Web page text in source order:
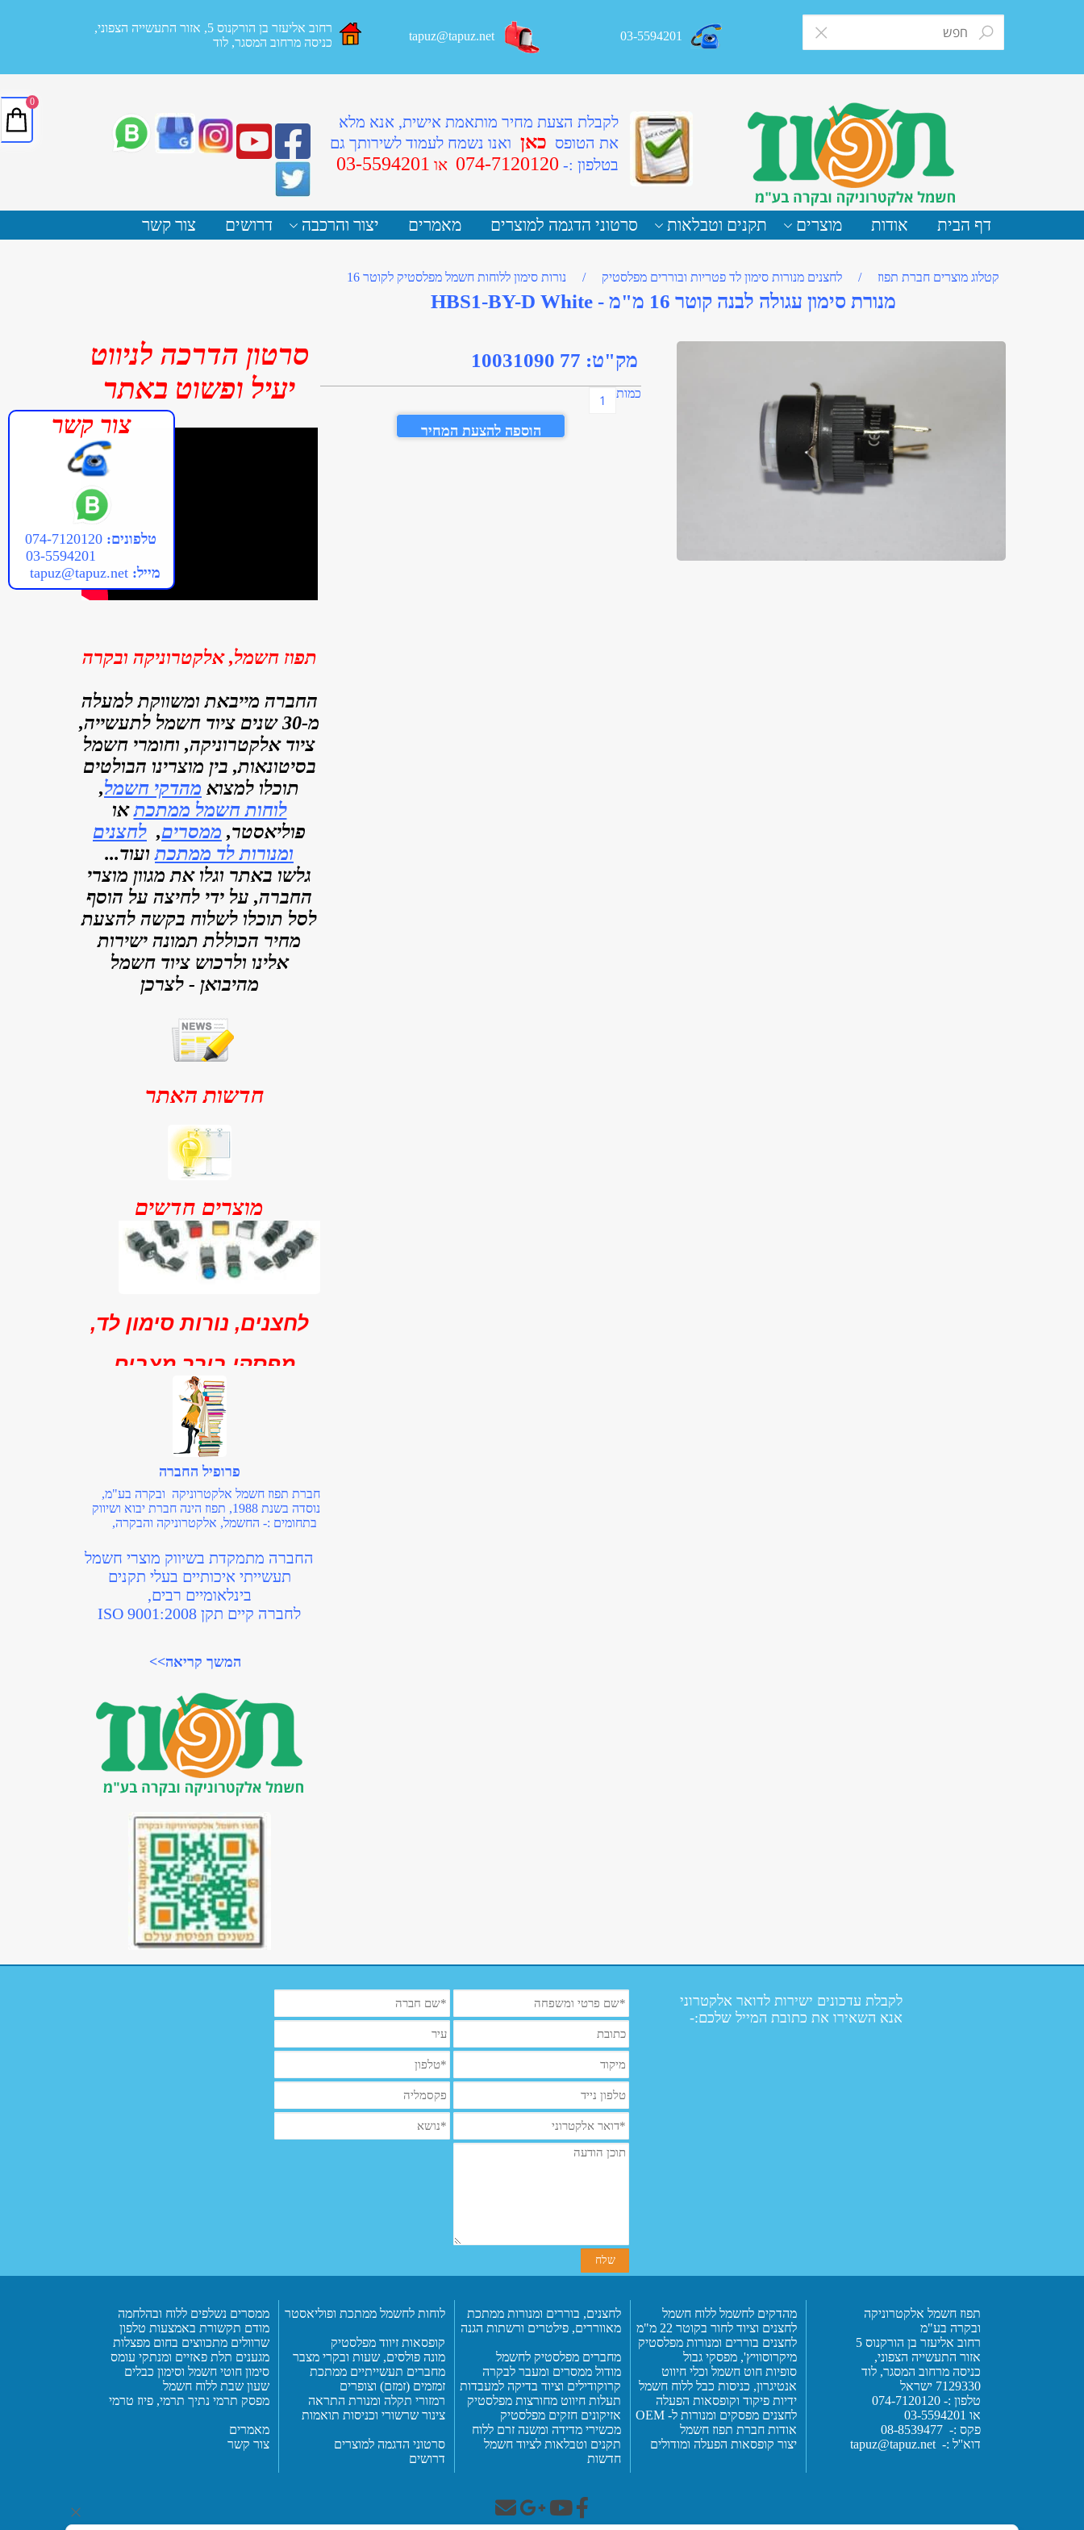
tapuz@tapuz.net
רחוב אליעזר בן הורקנוס 5, אזור התעשייה הצפוני,
כניסה מרחוב המסגר, לוד
לקבלת הצעת מחיר מותאמת אישית, אנא מלא
את הטופס כאן ואנו נשמח לעמוד לשירותך גם
בטלפון :- 074-7120120 או 03-5594201
דף הבית אודות מוצרים תקנים וטבלאות סרטוני הדגמה למוצרים מאמרים יצור והרכבה דרושים צור קשר
קטלוג מוצרים חברת תפוז / לחצנים מנורות סימון לד פטריות ובוררים מפלסטיק / נורות סימון ללוחות חשמל מפלסטיק לקוטר 16
מנורת סימון עגולה לבנה קוטר 16 מ"מ - HBS1-BY-D White
מק"ט: 77 10031090
כמות
הוספה להצעת המחיר
0
סרטון הדרכה לניווט
יעיל ופשוט באתר
תפוז חשמל, אלקטרוניקה ובקרה
החברה מייבאת ומשווקת למעלה
מ-30 שנים ציוד חשמל לתעשייה,
ציוד אלקטרוניקה, וחומרי חשמל
בסיטונאות, בין מוצרינו הבולטים
תוכלו למצוא מהדקי חשמל,
לוחות חשמל ממתכתאו
פוליאסטר, ממסרים, לחצנים
ומנורות לד ממתכתועוד...
גלשו באתר וגלו את מגוון מוצרי
החברה, על ידי לחיצה על הוסף
לסל תוכלו לשלוח בקשה להצעת
מחיר הכוללת תמונה ישירות
אלינו ולרכוש ציוד חשמל
מהיבואן - לצרכן
חדשות האתר
מוצרים חדשים
וזמזמים
מגוון רחב של לחצנים רגעיים
ואלטרנטביים, מנורות סימון לד,
מפסקי בוררי מצבים, לחצן חירום
פטריה וזמזמים מפלסטיק
בקטרים של 8, 10, 12, 16 מ"מ
לצפיה במוצרים>>
פרופיל החברה
חברת תפוז חשמל אלקטרוניקה ובקרה בע"מ,
נוסדה בשנת 1988, תפוז הינה חברת יבוא ושיווק
בתחומים :- החשמל, אלקטרוניקה והבקרה,
החברה מתמקדת בשיווק מוצרי חשמל
תעשייתי איכותיים בעלי תקנים
בינלאומיים רבים,
לחברה קיים תקן ISO 9001:2008
המשך קריאה>>
לקבלת עדכונים ישירות לדואר אלקטרוני
אנא השאירו את כתובת המייל שלכם:-
צור קשר
טלפונים: 074-7120120
03-5594201
מייל: tapuz@tapuz.net
תפוז חשמל אלקטרוניקה
ובקרה בע"מ
רחוב אליעזר בן הורקנוס 5
אזור התעשייה הצפוני,
כניסה מרחוב המסגר, לוד
7129330 ישראל
טלפון :- 074-7120120
או 03-5594201
פקס :- 08-8539477
דוא''ל :- tapuz@tapuz.net
מהדקים לחשמל ללוח חשמל
לחצנים וציוד לחור בקוטר 22
מ"מ
לחצנים בוררים ומנורות מפלסטיק
מיקרוסוויץ', מפסקי גבול
סופיות חוט חשמל וכלי חיווט
אנטיגרון, כניסות כבל ללוח חשמל
ידיות פיקוד וקופסאות הפעלה
לחצנים מפסקים ומנורות ל- OEM
אודות חברת תפוז חשמל
יצור קופסאות הפעלה ומודולים
לחצנים, בוררים ומנורות ממתכת
מאווררים, פילטרים ורשתות הגנה
מחברים מפלסטיק לחשמל
מודול ממסרים ומעבר לבקרה
קרוקודילים וציוד בדיקה למעבדות
תעלות חיווט מחורצות מפלסטיק
אזיקונים חזקים מפלסטיק
מכשירי מדידה ומשנה זרם ללוח
תקנים וטבלאות לציוד חשמל
חדשות
לוחות לחשמל ממתכת ופוליאסטר
קופסאות זיווד מפלסטיק
מונה פולסים, שעות ובקרי מצבר
מחברים תעשייתיים ממתכת
זמזמים (זמזם) וצופרים
רמזורי תקלה ומנורת התראה
צינור שרשורי וכניסות תואמות
סרטוני הדגמה למוצרים
דרושים
ממסרים נשלפים ללוח ובהלחמה
מודם תקשורת באמצעות טלפון
שרוולים מתכווצים בחום מפצלות
מגענים תלת פאזיים ומנתקי עומס
סימון חוטי חשמל וסימון כבלים
שעון שבת ללוח חשמל
מפסק תרמי נתיך תרמי, פיוז טרמי
מאמרים
צור קשר